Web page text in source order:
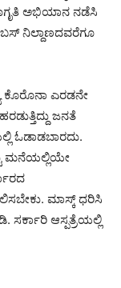
ಅಭಿಯಾನ ನಡೆಸಿ
ನಿಲ್ದಾಣದವರೆಗೂ
ಕೊರೊನಾ ಎರಡನೇ
ಜನತೆ
ಓಡಾಡಬಾರದು.
ಮನೆಯಲ್ಲಿಯೇ
ಮಾಸ್ಕ್ ಧರಿಸಿ
ಸರ್ಕಾರಿ ಆಸ್ಪತ್ರೆಯಲ್ಲಿ